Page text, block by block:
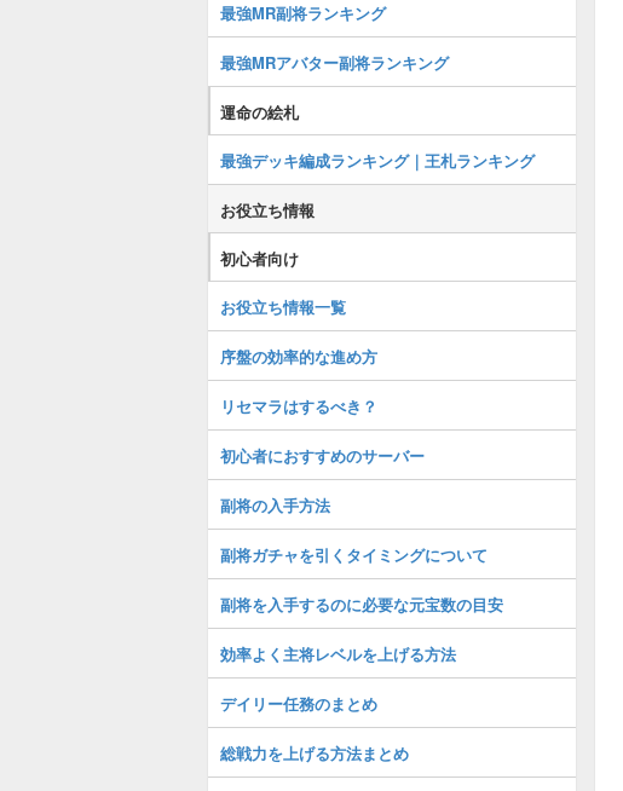
最強MR副将ランキング
最強MRアバター副将ランキング
運命の絵札
最強デッキ編成ランキング｜王札ランキング
お役立ち情報
初心者向け
お役立ち情報一覧
序盤の効率的な進め方
リセマラはするべき？
初心者におすすめのサーバー
副将の入手方法
副将ガチャを引くタイミングについて
副将を入手するのに必要な元宝数の目安
効率よく主将レベルを上げる方法
デイリー任務のまとめ
総戦力を上げる方法まとめ